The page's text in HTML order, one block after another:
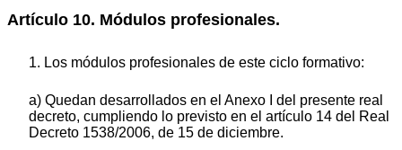
Artículo 10. Módulos profesionales.
1. Los módulos profesionales de este ciclo formativo:
a) Quedan desarrollados en el Anexo I del presente real
decreto, cumpliendo lo previsto en el artículo 14 del Real
Decreto 1538/2006, de 15 de diciembre.